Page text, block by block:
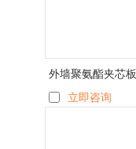
外墙聚氨酯夹芯板
立即咨询